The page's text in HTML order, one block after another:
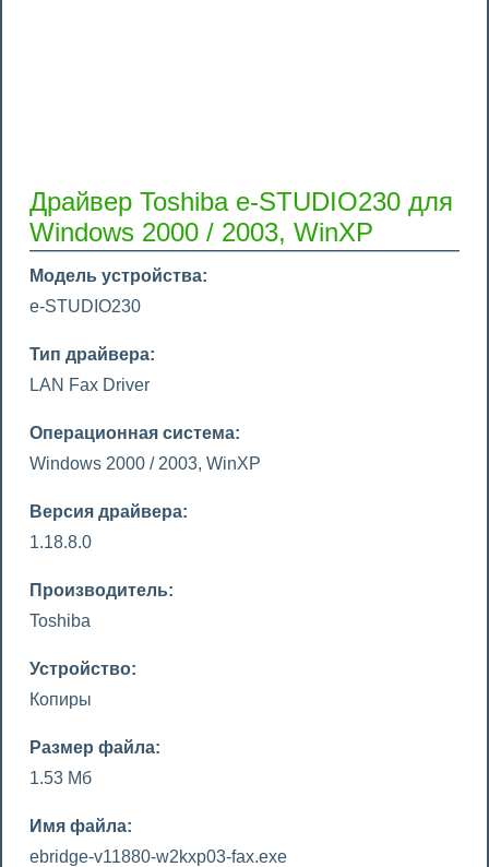
Драйвер Toshiba e-STUDIO230 для
Windows 2000 / 2003, WinXP
Модель устройства:
e-STUDIO230
Тип драйвера:
LAN Fax Driver
Операционная система:
Windows 2000 / 2003, WinXP
Версия драйвера:
1.18.8.0
Производитель:
Toshiba
Устройство:
Копиры
Размер файла:
1.53 Мб
Имя файла:
ebridge-v11880-w2kxp03-fax.exe